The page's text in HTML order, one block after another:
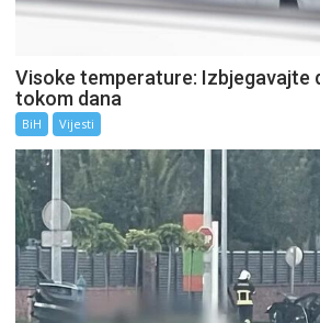
Visoke temperature: Izbjegavajte
tokom dana
BiH Vijesti